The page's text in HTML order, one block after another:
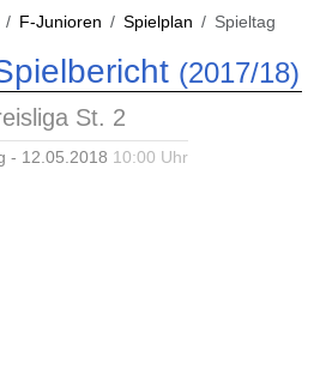
F-Junioren Spielplan Spieltag
(2017/18)
St. 2
- 12.05.2018 10:00 Uhr